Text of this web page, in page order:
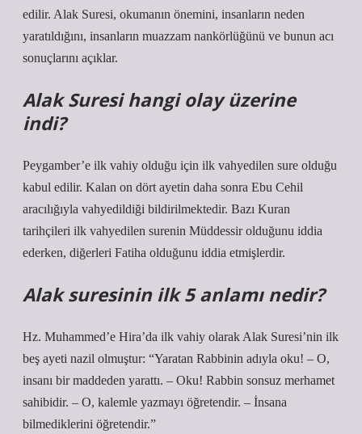
edilir. Alak Suresi, okumanın önemini, insanların neden
yaratıldığını, insanların muazzam nankörlüğünü ve bunun acı
sonuçlarını açıklar.
Alak Suresi hangi olay üzerine
indi?
Peygamber’e ilk vahiy olduğu için ilk vahyedilen sure olduğu
kabul edilir. Kalan on dört ayetin daha sonra Ebu Cehil
aracılığıyla vahyedildiği bildirilmektedir. Bazı Kuran
tarihçileri ilk vahyedilen surenin Müddessir olduğunu iddia
ederken, diğerleri Fatiha olduğunu iddia etmişlerdir.
Alak suresinin ilk 5 anlamı nedir?
Hz. Muhammed’e Hira’da ilk vahiy olarak Alak Suresi’nin ilk
beş ayeti nazil olmuştur: “Yaratan Rabbinin adıyla oku! – O,
insanı bir maddeden yarattı. – Oku! Rabbin sonsuz merhamet
sahibidir. – O, kalemle yazmayı öğretendir. – İnsana
bilmediklerini öğretendir.”